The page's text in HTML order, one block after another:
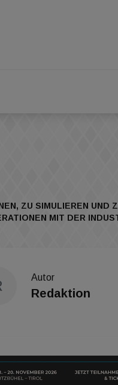
ZU SIMULIEREN UND
MIT DER
Autor
Redaktion